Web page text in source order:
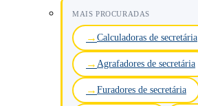
MAIS PROCURADAS
Calculadoras de secretária
Agrafadores de secretária
Furadores de secretária